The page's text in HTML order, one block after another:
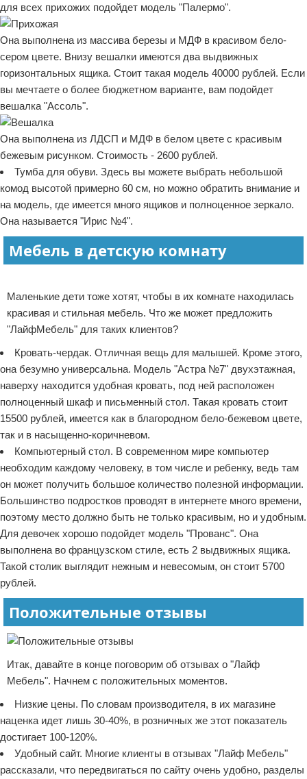
для всех прихожих подойдет модель "Палермо".
Она выполнена из массива березы и МДФ в красивом бело-
сером цвете. Внизу вешалки имеются два выдвижных
горизонтальных ящика. Стоит такая модель 40000 рублей. Если
вы мечтаете о более бюджетном варианте, вам подойдет
вешалка "Ассоль".
Она выполнена из ЛДСП и МДФ в белом цвете с красивым
бежевым рисунком. Стоимость - 2600 рублей.
Тумба для обуви. Здесь вы можете выбрать небольшой
комод высотой примерно 60 см, но можно обратить внимание и
на модель, где имеется много ящиков и полноценное зеркало.
Она называется "Ирис №4".
Мебель в детскую комнату
Маленькие дети тоже хотят, чтобы в их комнате находилась
красивая и стильная мебель. Что же может предложить
"ЛайфМебель" для таких клиентов?
Кровать-чердак. Отличная вещь для малышей. Кроме этого,
она безумно универсальна. Модель "Астра №7" двухэтажная,
наверху находится удобная кровать, под ней расположен
полноценный шкаф и письменный стол. Такая кровать стоит
15500 рублей, имеется как в благородном бело-бежевом цвете,
так и в насыщенно-коричневом.
Компьютерный стол. В современном мире компьютер
необходим каждому человеку, в том числе и ребенку, ведь там
он может получить большое количество полезной информации.
Большинство подростков проводят в интернете много времени,
поэтому место должно быть не только красивым, но и удобным.
Для девочек хорошо подойдет модель "Прованс". Она
выполнена во французском стиле, есть 2 выдвижных ящика.
Такой столик выглядит нежным и невесомым, он стоит 5700
рублей.
Положительные отзывы
Итак, давайте в конце поговорим об отзывах о "Лайф
Мебель". Начнем с положительных моментов.
Низкие цены. По словам производителя, в их магазине
наценка идет лишь 30-40%, в розничных же этот показатель
достигает 100-120%.
Удобный сайт. Многие клиенты в отзывах "Лайф Мебель"
рассказали, что передвигаться по сайту очень удобно, разделы